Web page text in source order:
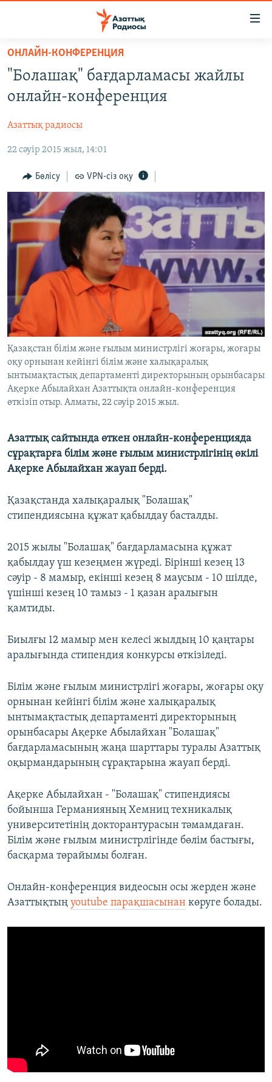
Skip
main
content
to
Navigation
Search
ЖАҢАЛЫҚТАР
ҚАҢТАР ОҚИҒАСЫ
АДАМ ҚҰҚЫҚТАРЫ
ӘЛЕУМЕТ
ӘЛЕМ
АРНАЙЫ ЖОБАЛАР
Русский
ЖАЗЫЛЫҢЫЗ
Басқа тілдерде
ОНЛАЙН-КОНФЕРЕНЦИЯ
"Болашақ" бағдарламасы жайлы
онлайн-конференция
Азаттық радиосы
22 сәуір 2015 жыл, 14:01
Бөлісу VPN-сіз оқу
Қазақстан білім және ғылым министрлігі жоғары, жоғары
оқу орнынан кейінгі білім және халықаралық
ынтымақтастық департаменті директорының орынбасары
Ақерке Абылайхан Азаттықта онлайн-конференция
өткізіп отыр. Алматы, 22 сәуір 2015 жыл.
Азаттық сайтында өткен онлайн-конференцияда
сұрақтарға білім және ғылым министрлігінің өкілі
Ақерке Абылайхан жауап берді.
Қазақстанда халықаралық "Болашақ"
стипендиясына құжат қабылдау басталды.
2015 жылы "Болашақ" бағдарламасына құжат
қабылдау үш кезеңмен жүреді. Бірінші кезең 13
сәуір - 8 мамыр, екінші кезең 8 маусым - 10 шілде,
үшінші кезең 10 тамыз - 1 қазан аралығын
қамтиды.
Биылғы 12 мамыр мен келесі жылдың 10 қаңтары
аралығында стипендия конкурсы өткізіледі.
Білім және ғылым министрлігі жоғары, жоғары оқу
орнынан кейінгі білім және халықаралық
ынтымақтастық департаменті директорының
орынбасары Ақерке Абылайхан "Болашақ"
бағдарламасының жаңа шарттары туралы Азаттық
оқырмандарының сұрақтарына жауап берді.
Ақерке Абылайхан - "Болашақ" стипендиясы
бойынша Германияның Хемниц техникалық
университетінің докторантурасын тәмамдаған.
Білім және ғылым министрлігінде бөлім бастығы,
басқарма төрайымы болған.
Онлайн-конференция видеосын осы жерден және
Азаттықтың youtube парақшасынан көруге болады.